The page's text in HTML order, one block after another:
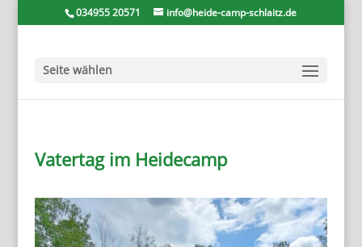
034955 20571 info@heide-camp-schlaitz.de
Seite wählen
Vatertag im Heidecamp